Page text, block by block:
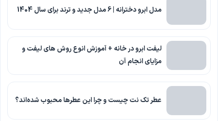
مدل ابرو دخترانه | 6 مدل جدید و ترند برای سال 1404
لیفت ابرو در خانه + آموزش انوع روش های لیفت و
مزایای انجام آن
عطر تک نت چیست و چرا این عطرها محبوب شده‌اند؟